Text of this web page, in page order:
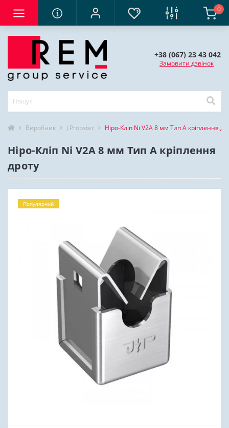
0
+38 (067) 23 43 042
Замовити дзвінок
Виробник J.Pröpster Ніро-Кліп Ni V2A 8 мм Тип А кріплення
Ніро-Кліп Ni V2A 8 мм Тип А кріплення
дроту
Популярний